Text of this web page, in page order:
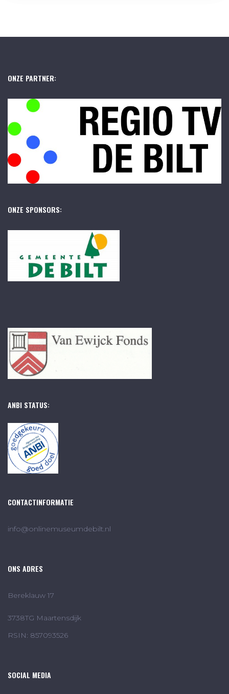
ONZE PARTNER:
ONZE SPONSORS:
ANBI STATUS:
CONTACTINFORMATIE
info@onlinemuseumdebilt.nl
ONS ADRES
Bereklauw 17
3738TG Maartensdijk
RSIN: 857093526
SOCIAL MEDIA